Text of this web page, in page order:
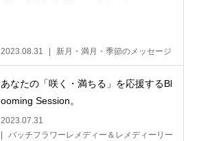
2023.08.31 新月・満月・季節のメッセージ
あなたの「咲く・満ちる」を応援するBl
ooming Session。
2023.07.31
バッチフラワーレメディー＆レメディーリー